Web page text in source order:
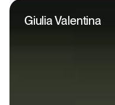
Giulia Valentina